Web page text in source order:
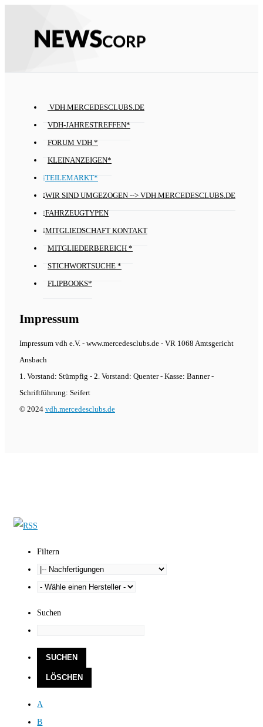
VDH.MERCEDESCLUBS.DE
VDH-JAHRESTREFFEN*
FORUM VDH *
KLEINANZEIGEN*
TEILEMARKT*
WIR SIND UMGEZOGEN --> VDH.MERCEDESCLUBS.DE
FAHRZEUGTYPEN
MITGLIEDSCHAFT KONTAKT
MITGLIEDERBEREICH *
STICHWORTSUCHE *
FLIPBOOKS*
Impressum
Impressum vdh e.V. - www.mercedesclubs.de - VR 1068 Amtsgericht
Ansbach
1. Vorstand: Stümpfig - 2. Vorstand: Quenter - Kasse: Banner -
Schriftführung: Seifert
© 2024 vdh.mercedesclubs.de
Filtern
Suchen
A
B